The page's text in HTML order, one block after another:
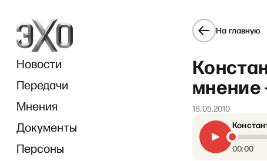
Новости
Передачи
Мнения
Документы
Персоны
На главную
мнение
18.05.2010
00:00